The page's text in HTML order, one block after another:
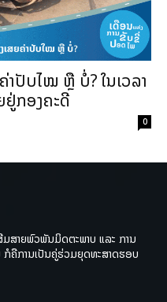
ປັບໄໝ ຫຼື ບໍ່? ໃນເວລາ
ຢູ່ກອງຄະດີ
0
ມສາຍພົວພັນມິດຕະພາບ ແລະ ການ
ຄືການເປັນຄູ່ຮ່ວມຍຸດທະສາດຮອບ